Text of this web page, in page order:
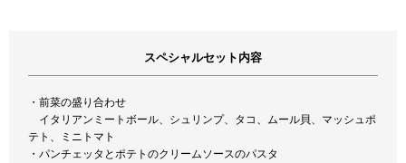
スペシャルセット内容
・前菜の盛り合わせ
イタリアンミートボール、シュリンプ、タコ、ムール貝、マッシュポ
テト、ミニトマト
・パンチェッタとポテトのクリームソースのパスタ